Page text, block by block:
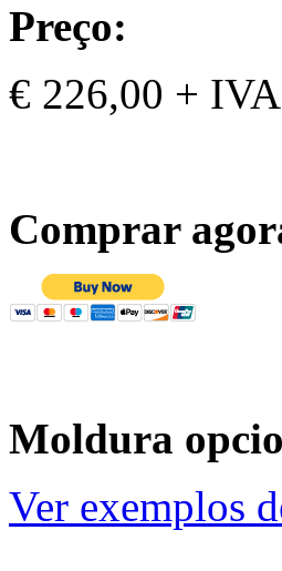
Preço:
€ 226,00 + IVA
Comprar
Moldura
Ver exemplos